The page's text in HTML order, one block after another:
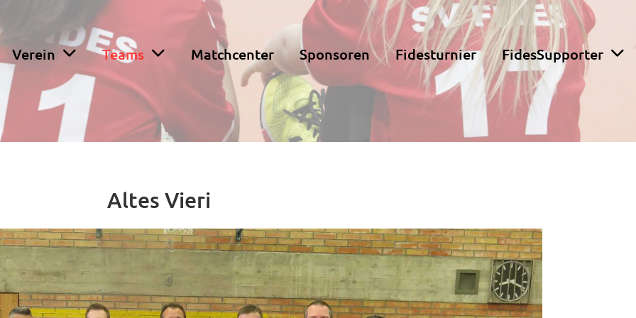
Verein Teams Matchcenter Sponsoren Fidesturnier FidesSupporter
Altes Vieri